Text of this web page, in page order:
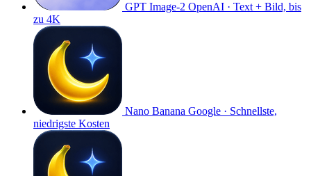
GPT Image-2 OpenAI · Text + Bild, bis
zu 4K
Nano Banana Google · Schnellste,
niedrigste Kosten